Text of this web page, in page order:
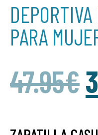
PARA
47.95€